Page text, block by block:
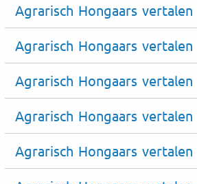
Agrarisch Hongaars vertalen
Agrarisch Hongaars vertalen
Agrarisch Hongaars
Agrarisch Hongaars
Agrarisch Hongaars